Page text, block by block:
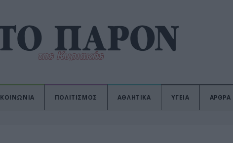
ΚΟΙΝΩΝΙΑ ΠΟΛΙΤΙΣΜΟΣ ΑΘΛΗΤΙΚΑ ΥΓΕΙΑ ΑΡΘΡΑ